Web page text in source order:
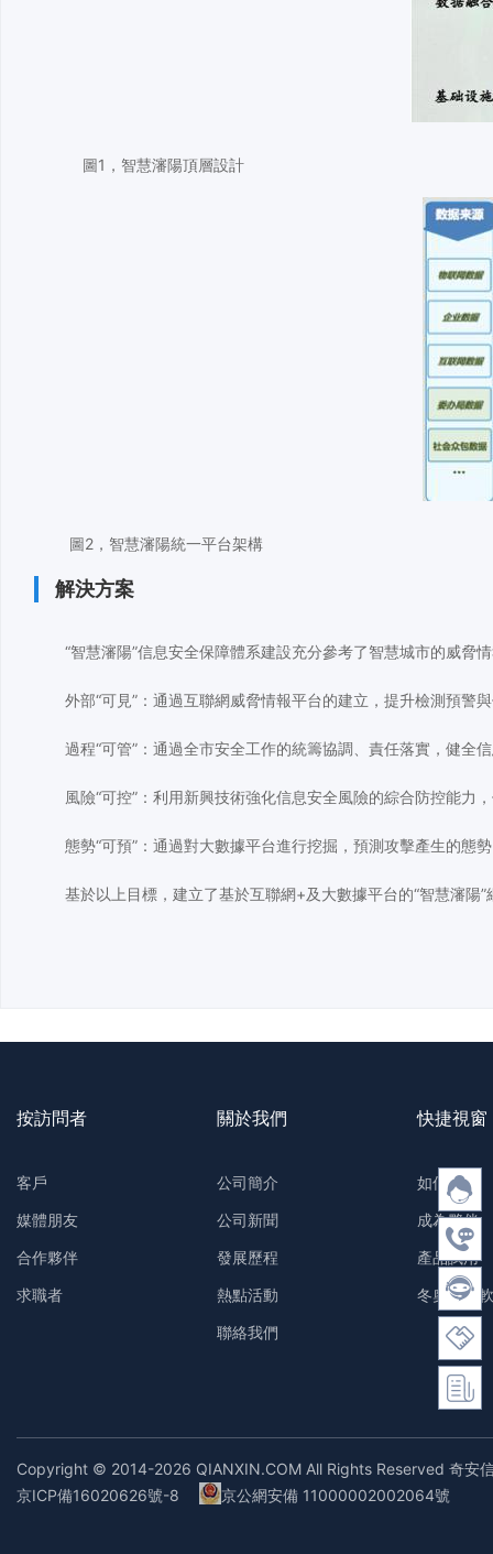
圖1，智慧瀋陽頂層設計
圖2，智慧瀋陽統一平台架構
解決方案
“智慧瀋陽”信息安全保障體系建設充分參考了智慧城市的威脅
外部“可見”：通過互聯網威脅情報平台的建立，提升檢測預警
過程“可管”：通過全市安全工作的統籌協調、責任落實，健全
風險“可控”：利用新興技術強化信息安全風險的綜合防控能力
態勢“可預”：通過對大數據平台進行挖掘，預測攻擊產生的態
基於以上目標，建立了基於互聯網+及大數據平台的“智慧瀋陽
按訪問者
客戶
媒體朋友
合作夥伴
求職者
關於我們
公司簡介
公司新聞
發展歷程
熱點活動
聯絡我們
快捷視窗
如何購買
成為夥伴
產品試用
冬奧防護
Copyright © 2014-2026 QIANXIN.COM All Rights Reserved 奇安
京ICP備16020626號-8
京公網安備 11000002002064號